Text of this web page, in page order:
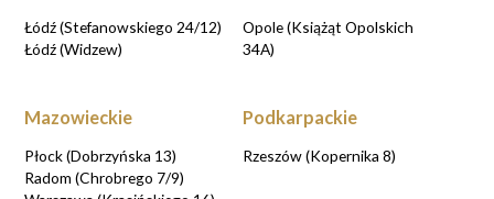
Łódź (Stefanowskiego 24/12)
Łódź (Widzew)
Opole (Książąt Opolskich
34A)
Mazowieckie
Płock (Dobrzyńska 13)
Radom (Chrobrego 7/9)
Podkarpackie
Rzeszów (Kopernika 8)